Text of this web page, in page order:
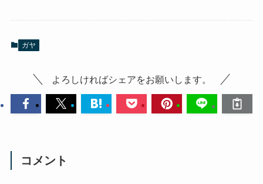
ガヤ
よろしければシェアをお願いします。
コメント